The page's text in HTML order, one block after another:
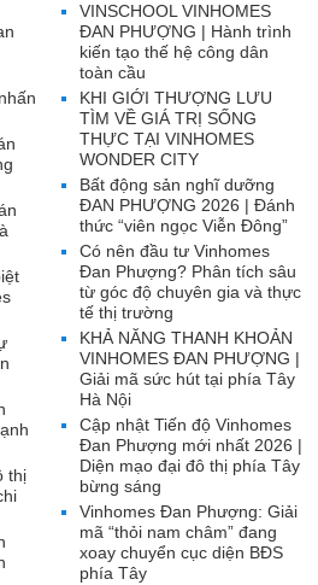
VINSCHOOL VINHOMES
ĐAN PHƯỢNG | Hành trình
kiến tạo thế hệ công dân
toàn cầu
KHI GIỚI THƯỢNG LƯU
TÌM VỀ GIÁ TRỊ SỐNG
THỰC TẠI VINHOMES
WONDER CITY
Bất động sản nghĩ dưỡng
ĐAN PHƯỢNG 2026 | Đánh
thức “viên ngọc Viễn Đông”
Có nên đầu tư Vinhomes
Đan Phượng? Phân tích sâu
từ góc độ chuyên gia và thực
tế thị trường
KHẢ NĂNG THANH KHOẢN
VINHOMES ĐAN PHƯỢNG |
Giải mã sức hút tại phía Tây
Hà Nội
Cập nhật Tiến độ Vinhomes
Đan Phượng mới nhất 2026 |
Diện mạo đại đô thị phía Tây
bừng sáng
Vinhomes Đan Phượng: Giải
mã “thỏi nam châm” đang
xoay chuyển cục diện BĐS
phía Tây
thị